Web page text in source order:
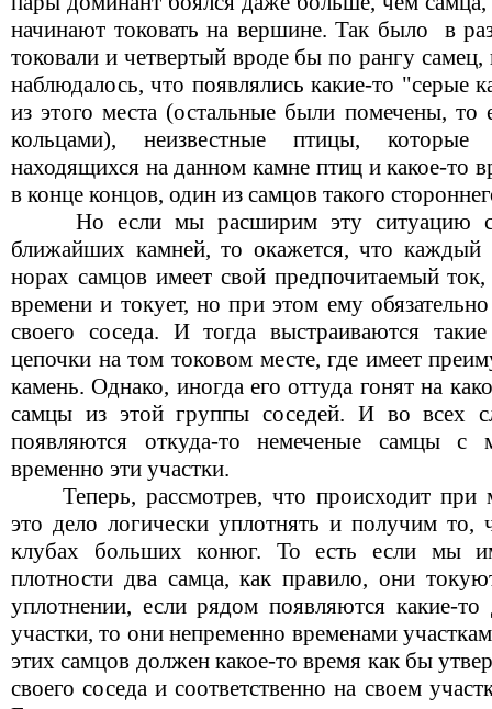
начинают токовать на вершине. Так было
в
токовали и четвертый вроде бы по рангу
наблюдалось, что появлялись какие-то "серые
из этого места (остальные были помечены, то
кольцами), неизвестные птицы,
находящихся на данном камне птиц и какое-то
в конце концов, один из самцов такого
Но если мы расширим эту ситуацию
ближайших камней, то окажется, что каждый
норах самцов имеет свой предпочитаемый
времени и токует, но при этом ему
своего соседа. И тогда выстраиваются
цепочки на том токовом месте, где имеет
камень. Однако, иногда его оттуда гонят на
самцы из этой группы соседей. И во всех
появляются откуда-то немеченые самцы с
временно эти участки.
Теперь, рассмотрев, что происходит
это дело логически уплотнять и получим то,
клубах больших конюг. То есть если мы
плотности два самца, как правило, они
уплотнении, если рядом появляются какие-
участки, то они непременно временами
этих самцов должен какое-то время как бы
своего соседа и соответственно на своем